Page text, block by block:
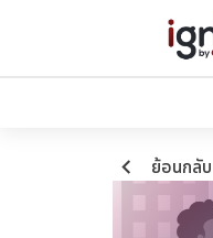
keyboard_arrow_left ย้อนกลับ